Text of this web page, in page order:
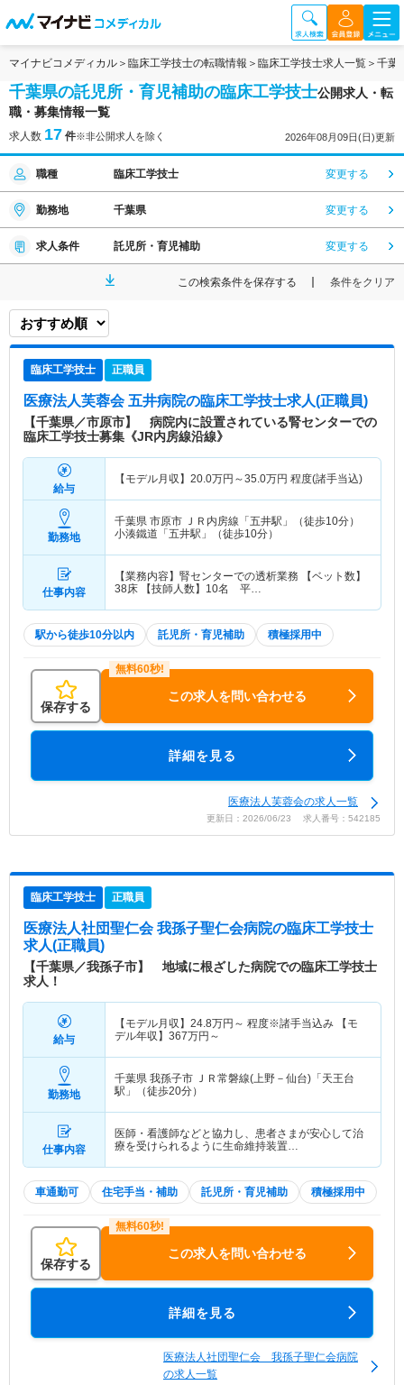
マイナビコメディカル 臨床工学技士の転職情報 臨床工学技士求人一覧 千葉
千葉県の託児所・育児補助の臨床工学技士公開求人・転
職・募集情報一覧
求人数 17 件※非公開求人を除く 2026年08月09日(日)更新
職種 臨床工学技士 変更する
勤務地 千葉県 変更する
求人条件 託児所・育児補助 変更する
この検索条件を保存する 条件をクリア
臨床工学技士 正職員
医療法人芙蓉会 五井病院の臨床工学技士求人(正職員)
【千葉県／市原市】 病院内に設置されている腎センターでの
臨床工学技士募集《JR内房線沿線》
給与
【モデル月収】 20.0万円～35.0万円 程度(諸手当込)
勤務地
千葉県 市原市 ＪＲ内房線「五井駅」（徒歩10分）
小湊鐵道「五井駅」（徒歩10分）
仕事内容
【業務内容】腎センターでの透析業務 【ベット数】
38床 【技師人数】10名 平…
駅から徒歩10分以内 託児所・育児補助 積極採用中
保存する
この求人を問い合わせる
詳細を見る
医療法人芙蓉会の求人一覧
更新日：2026/06/23 求人番号：542185
臨床工学技士 正職員
医療法人社団聖仁会 我孫子聖仁会病院の臨床工学技士
求人(正職員)
【千葉県／我孫子市】 地域に根ざした病院での臨床工学技士
求人！
給与
【モデル月収】 24.8万円～ 程度※諸手当込み 【モ
デル年収】 367万円～
勤務地
千葉県 我孫子市 ＪＲ常磐線(上野－仙台)「天王台
駅」（徒歩20分）
仕事内容
医師・看護師などと協力し、患者さまが安心して治
療を受けられるように生命維持装置…
車通勤可 住宅手当・補助 託児所・育児補助 積極採用中
保存する
この求人を問い合わせる
詳細を見る
医療法人社団聖仁会 我孫子聖仁会病院
の求人一覧